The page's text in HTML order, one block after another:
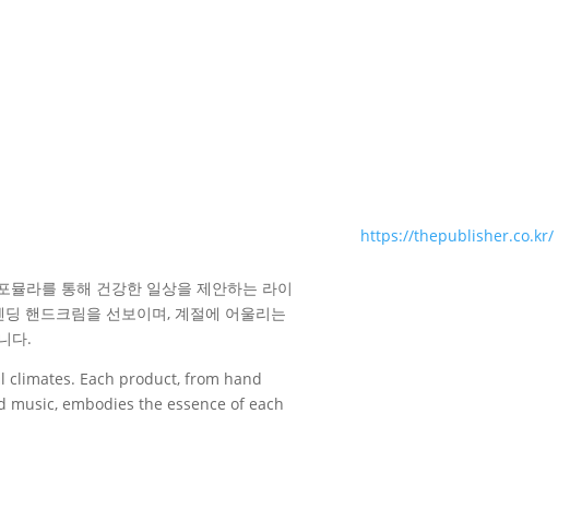
라를 통해 건강한 일상을 제안하는 라이
핸드크림을 선보이며, 계절에 어울리는
다.
climates. Each product, from hand
embodies the essence of each
https://thepublisher.co.kr/